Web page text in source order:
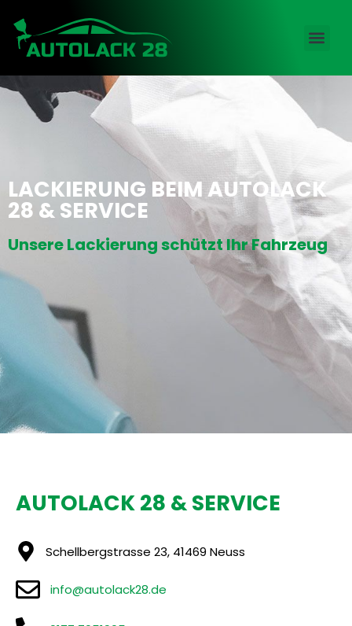
LACKIERUNG BEIM AUTOLACK
28 & SERVICE
Unsere Lackierung schützt Ihr Fahrzeug
AUTOLACK 28 & SERVICE
Schellbergstrasse 23, 41469 Neuss
info@autolack28.de